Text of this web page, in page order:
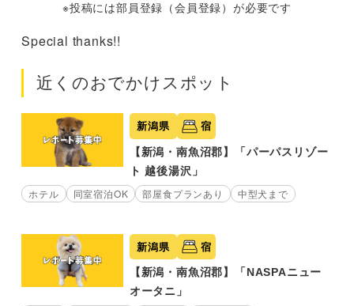
※投稿には部員登録（会員登録）が必要です
Special thanks!!
近くのおでかけスポット
新潟県 宿
【新潟・南魚沼郡】「パーパスリゾー
ト 越後湯沢」
ホテル 同室宿泊OK 部屋食プランあり 中型犬まで
新潟県 宿
【新潟・南魚沼郡】「NASPAニュー
オータニ」